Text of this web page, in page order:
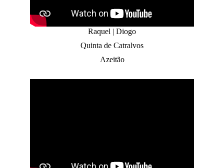
Raquel | Diogo
Quinta de Catralvos
Azeitão